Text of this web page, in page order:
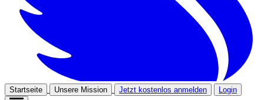
Startseite Unsere Mission Jetzt kostenlos anmelden Login